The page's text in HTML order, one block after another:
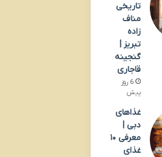
تاریخی
مناف
زاده
تبریز |
گنجینه
قاجاری
6 روز
پیش
غذاهای
دبی |
معرفی ۱۰
غذای